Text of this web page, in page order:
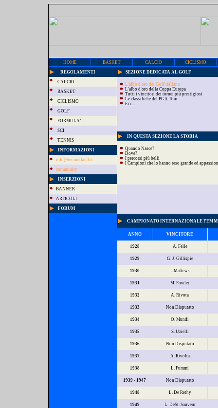
HOME BASKET CALCIO
CICLISMO
REGOLAMENTI
CALCIO
BASKET
CICLISMO
GOLF
FORMULA1
SCI
TENNIS
INFORMAZIONI
info@winnerland.it
community
INSERZIONI
BANNER
ARTICOLI
FORUM
SEZIONE DEDICATA AL GOLF
L'albo d'oro del Golf italiano
L'albo d'oro della Coppa Europa
Tutti i vincitori dei tornei più prestigiosi
Le classifiche del PGA Tour
Ecc...
IN QUESTA SEZIONE LA STORIA
Quando Nasce?
Dove?
I percorsi più belli
I Campioni che lo hanno reso grande ed
CAMPIONATO INTERNAZIONALE
ANNO VINCITORE
1928 A. Felle
1929 G. J. Gillispie
1930 I. Mattews
1931 M. Fowler
1932 A. Rivota
1933 Non Disputato
1934 O. Mundi
1935 S. Uzielli
1936 Non Disputato
1937 A. Rivolta
1938 L. Fummi
1939 - 1947 Non Disputato
1948 L. De Rethy
1949 L. DeSt. Sauveur